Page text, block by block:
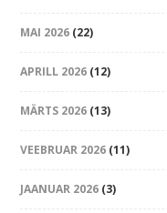
MAI 2026 (22)
APRILL 2026 (12)
MÄRTS 2026 (13)
VEEBRUAR 2026 (11)
JAANUAR 2026 (3)